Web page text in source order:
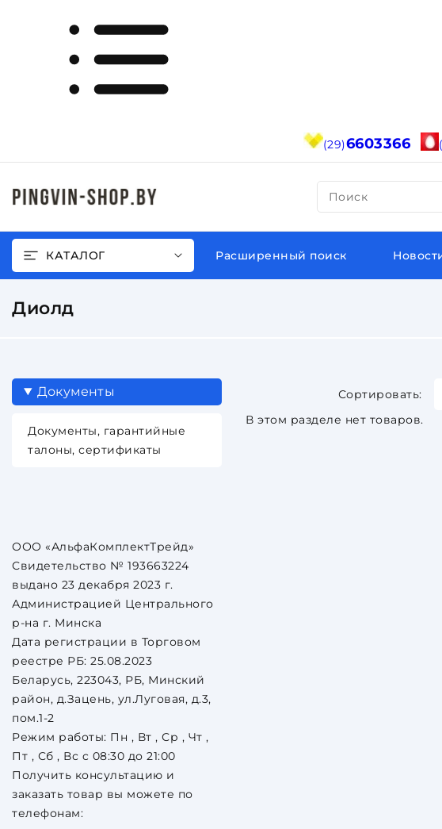
(29)6603366
Поиск
КАТАЛОГ Расширенный поиск
Диолд
Документы
Документы, гарантийные
талоны, сертификаты
ООО «АльфаКомплектТрейд»
Свидетельство № 193663224
выдано 23 декабря 2023 г.
Администрацией Центрального
р-на г. Минска
Дата регистрации в Торговом
реестре РБ: 25.08.2023
Беларусь, 223043, РБ, Минский
район, д.Зацень, ул.Луговая, д.3,
пом.1-2
Режим работы: Пн , Вт , Ср , Чт ,
Пт , Сб , Вс c 08:30 до 21:00
Получить консультацию и
заказать товар вы можете по
телефонам:
В этом разделе нет товаров.